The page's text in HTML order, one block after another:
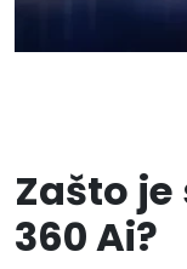
Zašto
360 Ai?